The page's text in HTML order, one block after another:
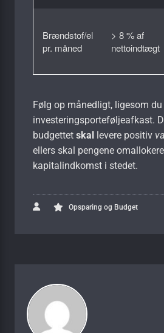
Brændstof/el
pr. måned
> 8 % af
nettoindtægt
Følg op månedligt, ligesom
investerings­porteføljeafkast.
budgettet skal levere positiv
ellers skal pengene
kapitalindkomst i stedet.
Opsparing og Budget